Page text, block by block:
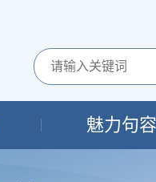
魅力句容